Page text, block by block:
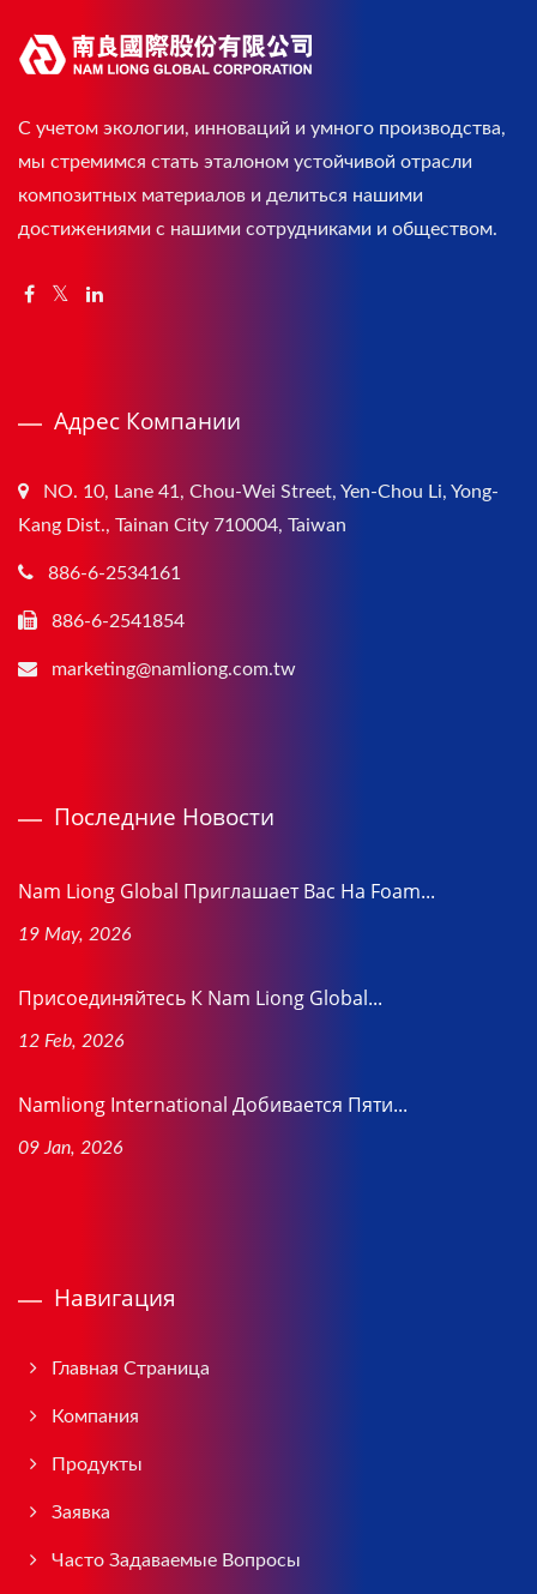
С учетом экологии, инноваций и умного производства,
мы стремимся стать эталоном устойчивой отрасли
композитных материалов и делиться нашими
достижениями с нашими сотрудниками и обществом.
Адрес Компании
NO. 10, Lane 41, Chou-Wei Street, Yen-Chou Li, Yong-
Kang Dist., Tainan City 710004, Taiwan
886-6-2534161
886-6-2541854
marketing@namliong.com.tw
Последние Новости
Nam Liong Global Приглашает Вас На Foam...
19 May, 2026
Присоединяйтесь К Nam Liong Global...
12 Feb, 2026
Namliong International Добивается Пяти...
09 Jan, 2026
Навигация
Главная Страница
Компания
Продукты
Заявка
Часто Задаваемые Вопросы